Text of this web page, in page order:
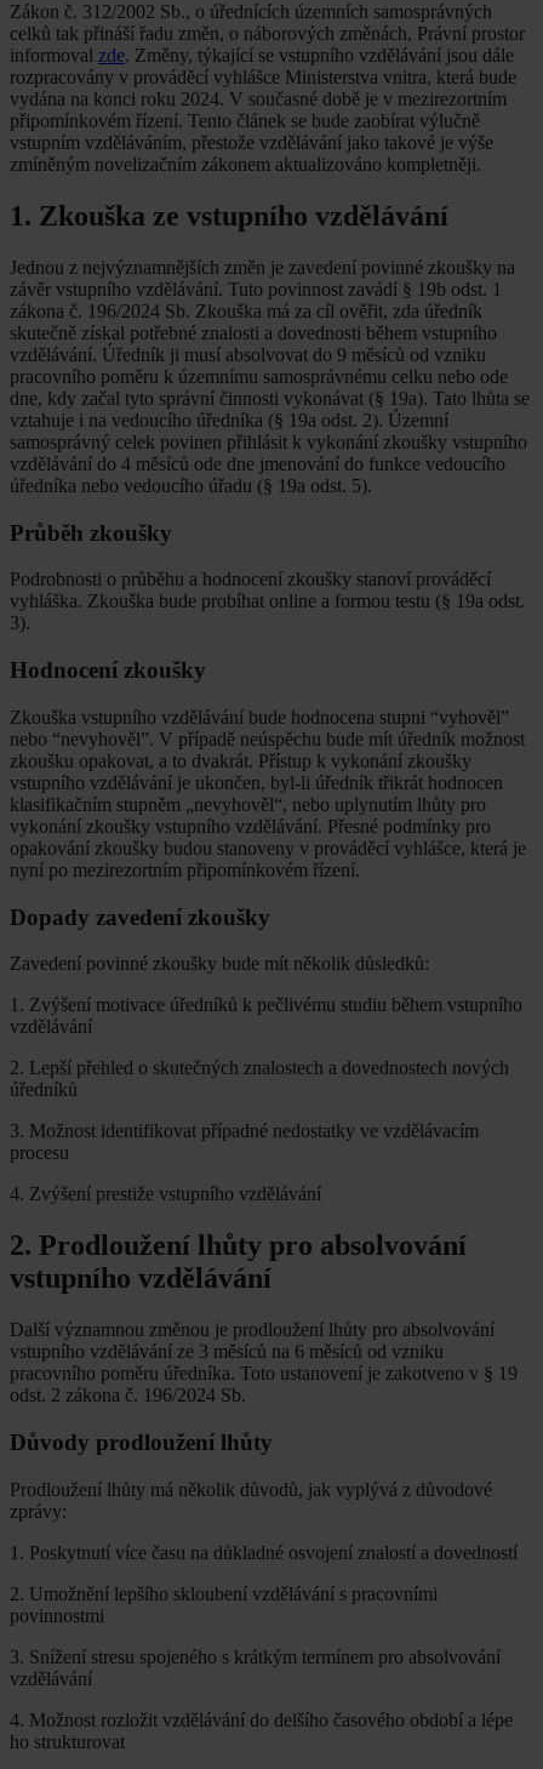
Zákon č. 312/2002 Sb., o úřednících územních samosprávných
celků tak přináší řadu změn, o náborových změnách, Právní prostor
informoval zde. Změny, týkající se vstupního vzdělávání jsou dále
rozpracovány v prováděcí vyhlášce Ministerstva vnitra, která bude
vydána na konci roku 2024. V současné době je v mezirezortním
připomínkovém řízení. Tento článek se bude zaobírat výlučně
vstupním vzděláváním, přestože vzdělávání jako takové je výše
zmíněným novelizačním zákonem aktualizováno kompletněji.
1. Zkouška ze vstupního vzdělávání
Jednou z nejvýznamnějších změn je zavedení povinné zkoušky na
závěr vstupního vzdělávání. Tuto povinnost zavádí § 19b odst. 1
zákona č. 196/2024 Sb. Zkouška má za cíl ověřit, zda úředník
skutečně získal potřebné znalosti a dovednosti během vstupního
vzdělávání. Úředník ji musí absolvovat do 9 měsíců od vzniku
pracovního poměru k územnímu samosprávnému celku nebo ode
dne, kdy začal tyto správní činnosti vykonávat (§ 19a). Tato lhůta se
vztahuje i na vedoucího úředníka (§ 19a odst. 2). Územní
samosprávný celek povinen přihlásit k vykonání zkoušky vstupního
vzdělávání do 4 měsíců ode dne jmenování do funkce vedoucího
úředníka nebo vedoucího úřadu (§ 19a odst. 5).
Průběh zkoušky
Podrobnosti o průběhu a hodnocení zkoušky stanoví prováděcí
vyhláška. Zkouška bude probíhat online a formou testu (§ 19a odst.
3).
Hodnocení zkoušky
Zkouška vstupního vzdělávání bude hodnocena stupni “vyhověl”
nebo “nevyhověl”. V případě neúspěchu bude mít úředník možnost
zkoušku opakovat, a to dvakrát. Přístup k vykonání zkoušky
vstupního vzdělávání je ukončen, byl-li úředník třikrát hodnocen
klasifikačním stupněm „nevyhověl“, nebo uplynutím lhůty pro
vykonání zkoušky vstupního vzdělávání. Přesné podmínky pro
opakování zkoušky budou stanoveny v prováděcí vyhlášce, která je
nyní po mezirezortním připomínkovém řízení.
Dopady zavedení zkoušky
Zavedení povinné zkoušky bude mít několik důsledků:
1. Zvýšení motivace úředníků k pečlivému studiu během vstupního
vzdělávání
2. Lepší přehled o skutečných znalostech a dovednostech nových
úředníků
3. Možnost identifikovat případné nedostatky ve vzdělávacím
procesu
4. Zvýšení prestiže vstupního vzdělávání
2. Prodloužení lhůty pro absolvování
vstupního vzdělávání
Další významnou změnou je prodloužení lhůty pro absolvování
vstupního vzdělávání ze 3 měsíců na 6 měsíců od vzniku
pracovního poměru úředníka. Toto ustanovení je zakotveno v § 19
odst. 2 zákona č. 196/2024 Sb.
Důvody prodloužení lhůty
Prodloužení lhůty má několik důvodů, jak vyplývá z důvodové
zprávy:
1. Poskytnutí více času na důkladné osvojení znalostí a dovedností
2. Umožnění lepšího skloubení vzdělávání s pracovními
povinnostmi
3. Snížení stresu spojeného s krátkým termínem pro absolvování
vzdělávání
4. Možnost rozložit vzdělávání do delšího časového období a lépe
ho strukturovat